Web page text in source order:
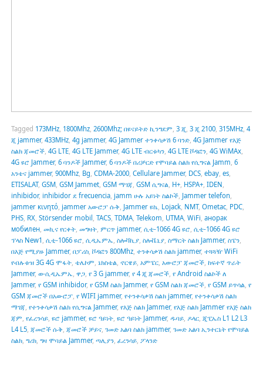
Tagged 173MHz, 1800Mhz, 2600Mhz; በዩናይትድ ኪንግደም 3 ጂ 3 ጂ 2100, 315MHz, 4
ጂ jammer, 433MHz, 4g jammer, 4G Jammer ተንቀሳቃሽ 6 ባንድ, 4G Jammer የእጅ
ስልክ ጃመሮች, 4G LTE, 4G LTE Jammer, 4G LTE ብርቱካን, 4G LTE ቮዳፎን, 4G WiMAx,
4G ዩሮ Jammer, 6 ባንዶች Jammer, 6 ባንዶች በሪቻርድ የሞባይል ስልክ የሲግናል Jamm 6
አንቴና jammer, 900Mhz, Bg CDMA-2000, Cellulare Jammer, DCS, ebay, es,
ETISALAT, GSM, GSM Jammet, GSM ማገጃ GSM ሲግናል H+, HSPA+, IDEN
inhibidor, inhibidor ደ frecuencia, jamm ሁሉ አይነት ስልኮች, Jammer telefon
jammer κινητό, jammer አውሮፓ ሱቅ Jammer ዩኬ, Lojack, NMT, Ometac, PDC,
PHS, RX, Störsender mobil TACS, TDMA, Telekom UTMA, WiFi анорак
мобилен, መኪና የርቀት, መግዛት, ምርጥ jammer, ሲቲ-1066 4G ዩሮ ሲቲ-1066 4G ዩሮ
ፕላስ New1 ሲቲ-1066 ዩሮ ሲዲኤምኤ ስሎቫኪያ, ስሎቬኒያ, ስማርት ስልክ Jammer, ስፔን,
በእጅ የሚያዙ Jammer, በፓሪስ, ቮዳፎን 800Mhz, ተንቀሳቃሽ ስልክ jammer, ተጓጓዥ WiFi
የብሉቱዝ 3G 4G ሞፋት, ቴሌኮም ኔክስቴል ኖርዌይ, አምፔር, አውሮፓ ጃመሮች, ከፍተኛ ጥራት
Jammer, ወ-ሲዲኤምኤ ዋጋ, የ 3 G jammer, የ 4 ጂ ጃመሮች, የ Android ስልኮች ለ
Jammer, የ GSM inhibidor, የ GSM ስልክ Jammer, የ GSM ስልክ ጃመሮች, የ GSM ይጥሳል የ
GSM ጃመሮች በአውሮፓ, የ WIFI jammer, የተንቀሳቃሽ ስልክ jammer, የተንቀሳቃሽ ስልክ
ማገጃ የተንቀሳቃሽ ስልክ የሲግናል Jammer, የእጅ ስልክ Jammer, የእጅ ስልክ Jammer የእጅ ስልክ
ጃም የፈረንሳይ, ዩሮ jammer, ዩሮ ዓይነት, ዩሮ ዓይነት Jammer, ዱባይ, ዶላር, ጂፒኤስ L1 L2 L3
L4 L5, ጃመሮች ሱቅ ጃመሮች ቻይና, ገመድ አልባ ስልክ jammer, ገመድ አልባ ኢንተርኔት የሞባይል
ስልክ, ግሪክ, ግዛ ሞባይል Jammer, ጣሊያን, ፈረንሳይ, ፖላንድ